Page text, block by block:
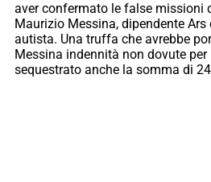
aver confermato le false missioni
Maurizio Messina, dipendente
autista. Una truffa che avrebbe
Messina indennità non dovute
sequestrato anche la somma di